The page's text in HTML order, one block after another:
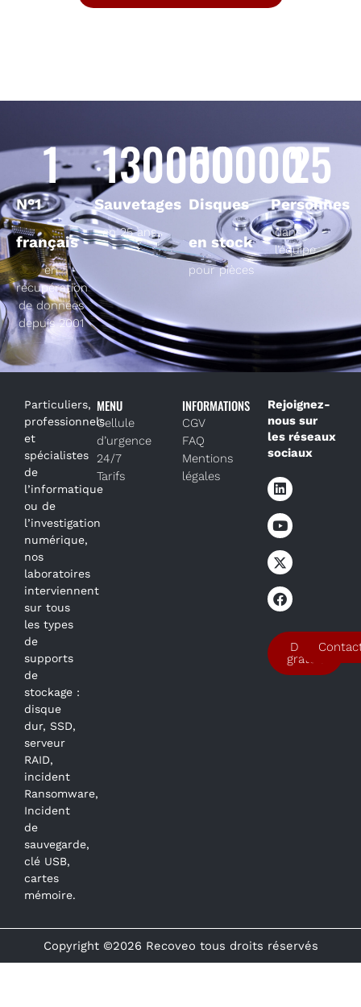
N°1
français
1
en
récupération
de données
depuis 2001
Sauvetages
130000
en 25 ans
Disques
en stock
50000
pour pièces
Personnes
25
dans
l’équipe
Particuliers,
professionnels
et
spécialistes
de
l’informatique
ou de
l’investigation
numérique,
nos
laboratoires
interviennent
sur tous
les types
de
supports
de
stockage :
disque
dur, SSD,
serveur
RAID,
incident
Ransomware,
Incident
de
sauvegarde,
clé USB,
cartes
mémoire.
MENU
Cellule
d’urgence
24/7
Tarifs
INFORMATIONS
CGV
FAQ
Mentions
légales
Rejoignez-
nous sur
les réseaux
sociaux
Devis
gratuit
Copyright ©2026 Recoveo tous droits réservés